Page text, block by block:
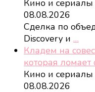
Кино и сериалы
08.08.2026
Сделка по
Discovery и …
Кладем на
которая ломает
Кино и сериалы
08.08.2026